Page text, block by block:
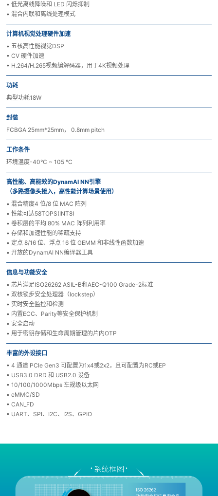
• 低光离线降噪和 LED 闪烁抑制
• 混合内联和离线处理模式
计算机视觉处理硬件加速
• 五核高性能视觉DSP
• CV 硬件加速
• H.264/H.265视频编解码器，用于4K视频处理
功耗
典型功耗18W
封装
FCBGA 25mm*25mm， 0.8mm pitch
工作条件
环境温度-40°C ~ 105 °C
高性能、高能效的DynamAI NN引擎
（多路摄像头接入，高性能计算场景使用）
• 混合精度4 位/8 位 MAC 阵列
• 性能可达58TOPS(INT8)
• 卷积层的平均 80% MAC 阵列利用率
• 存储和加速性能的稀疏支持
• 定点 8/16 位、浮点 16 位 GEMM 和非线性函数加速
• 开放的DynamAI NN编译器工具
信息与功能安全
• 芯片满足ISO26262 ASIL-B和AEC-Q100 Grade-2标准
• 双核锁步安全处理器（lockstep）
• 实时安全监控和检测
• 内置ECC、Parity等安全保护机制
• 安全启动
• 用于密钥存储和生命周期管理的片内OTP
丰富的外设接口
• 4 通道 PCIe Gen3 可配置为1x4或2x2，且可配置为RC或EP
• USB3.0 DRD 和 USB2.0 设备
• 10/100/1000Mbps 车规级以太网
• eMMC/SD
• CAN_FD
• UART、SPI、I2C、I2S、GPIO